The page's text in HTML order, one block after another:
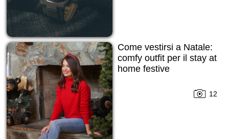
Come vestirsi a Natale:
comfy outfit per il stay at
home festive
12